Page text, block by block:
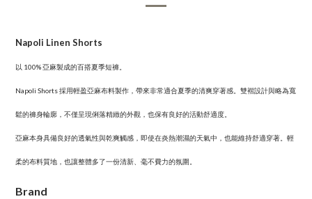
Napoli Linen Shorts
以 100% 亞麻製成的百搭夏季短褲。
Napoli Shorts 採用輕盈亞麻布料製作，帶來非常適合夏季的清爽穿著感。雙褶設計與略為寬
鬆的褲身輪廓，不僅呈現俐落精緻的外觀，也保有良好的活動舒適度。
亞麻本身具備良好的透氣性與乾爽觸感，即使在炎熱潮濕的天氣中，也能維持舒適穿著。輕
柔的布料質地，也讓整體多了一份清新、毫不費力的氛圍。
Brand